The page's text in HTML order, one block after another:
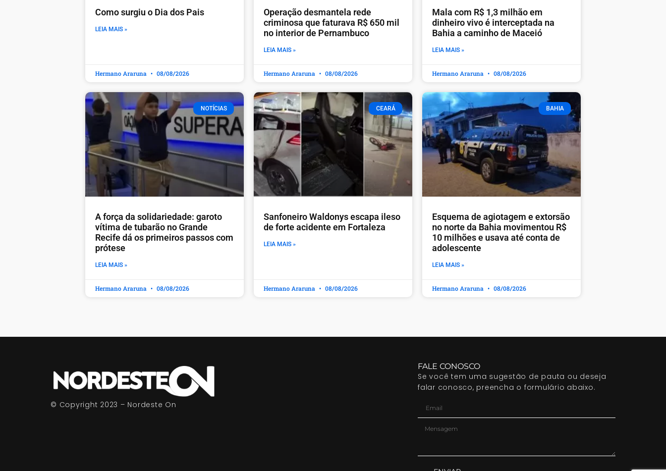
Como surgiu o Dia dos Pais
LEIA MAIS »
Hermano Araruna 08/08/2026
Operação desmantela rede
criminosa que faturava R$ 650 mil
no interior de Pernambuco
LEIA MAIS »
Hermano Araruna 08/08/2026
Mala com R$ 1,3 milhão em
dinheiro vivo é interceptada na
Bahia a caminho de Maceió
LEIA MAIS »
Hermano Araruna 08/08/2026
NOTÍCIAS
A força da solidariedade: garoto
vítima de tubarão no Grande
Recife dá os primeiros passos com
prótese
LEIA MAIS »
Hermano Araruna 08/08/2026
CEARÁ
Sanfoneiro Waldonys escapa ileso
de forte acidente em Fortaleza
LEIA MAIS »
Hermano Araruna 08/08/2026
BAHIA
Esquema de agiotagem e extorsão
no norte da Bahia movimentou R$
10 milhões e usava até conta de
adolescente
LEIA MAIS »
Hermano Araruna 08/08/2026
© Copyright 2023 – Nordeste On
FALE CONOSCO
Se você tem uma sugestão de pauta ou deseja
falar conosco, preencha o formulário abaixo.